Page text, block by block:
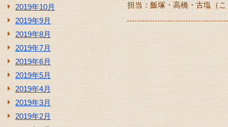
2019年10月
2019年9月
2019年8月
2019年7月
2019年6月
2019年5月
2019年4月
2019年3月
2019年2月
担当：飯塚・高橋・古塩（